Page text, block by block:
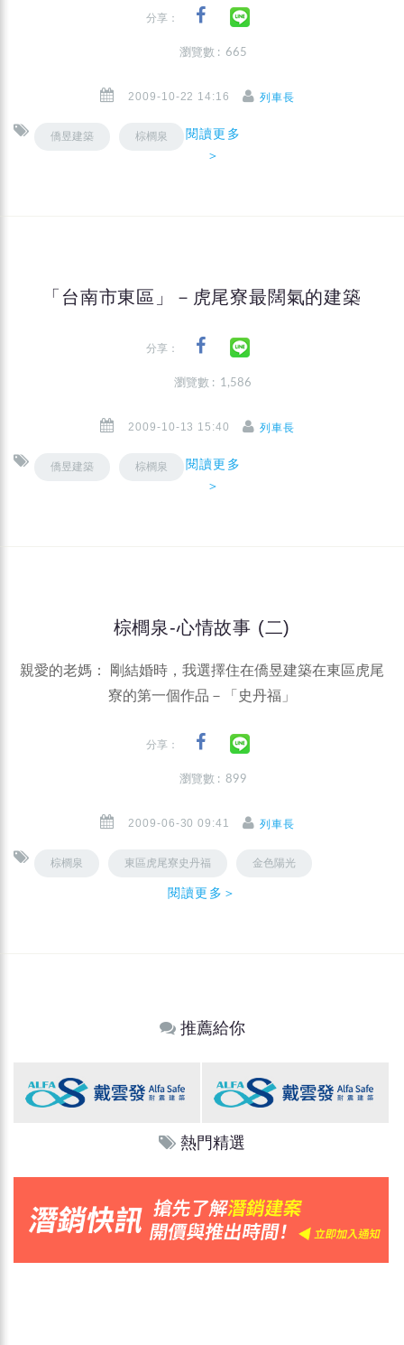
分享：
瀏覽數 : 665
2009-10-22 14:16 列車長
僑昱建築 棕櫚泉
閱讀更多
＞
「台南市東區」－虎尾寮最闊氣的建築
分享：
瀏覽數 : 1,586
2009-10-13 15:40 列車長
僑昱建築 棕櫚泉
閱讀更多
＞
棕櫚泉-心情故事 (二)
親愛的老媽： 剛結婚時，我選擇住在僑昱建築在東區虎尾
寮的第一個作品－「史丹福」
分享：
瀏覽數 : 899
2009-06-30 09:41 列車長
棕櫚泉 東區虎尾寮史丹福 金色陽光
閱讀更多＞
推薦給你
熱門精選